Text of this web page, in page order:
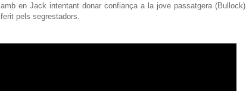
en Jack intentant donar confiança a la jove passatgera (Bullock)
pels segrestadors.